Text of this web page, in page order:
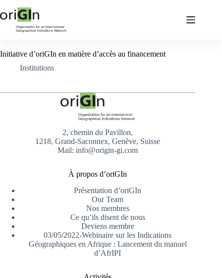
Initiative d’oriGIn en matière d’accès au financement
Institutions
2, chemin du Pavillon,
1218, Grand-Saconnex, Genève, Suisse
Mail: info@origin-gi.com
À propos d’oriGIn
Présentation d’oriGIn
Our Team
Nos membres
Ce qu’ils disent de nous
Deviens membre
03/05/2022-Webinaire sur les Indications
Géographiques en Afrique : Lancement du manuel
d’AfrIPI